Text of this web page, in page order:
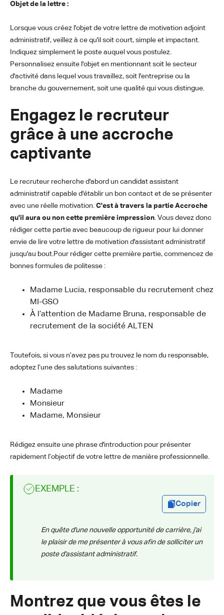
Objet de la lettre :
Lorsque vous créez l'objet de votre lettre de motivation adjoint
administratif, veillez à ce qu'il soit court, simple et impactant.
Indiquez simplement le poste auquel vous postulez.
Personnalisez ensuite l'objet en mentionnant soit le secteur
d'activité dans lequel vous travaillez, soit l'entreprise ou la
branche du gouvernement, soit une qualité qui vous distingue.
Engagez le recruteur
grâce à une accroche
captivante
Le recruteur recherche d'abord un candidat assistant
administratif capable d'établir un bon contact et de se présenter
avec une réelle motivation. C'est à travers la partie Accroche
qu'il aura ou non cette première impression. Vous devez donc
rédiger cette partie avec beaucoup de rigueur pour lui donner
envie de lire votre lettre de motivation d'assistant administratif
jusqu'au bout.Pour rédiger cette première partie, commencez de
bonnes formules de politesse :
Madame Lucia, responsable du recrutement chez
MI-GSO
À l’attention de Madame Bruna, responsable de
recrutement de la société ALTEN
Toutefois, si vous n’avez pas pu trouvez le nom du responsable,
adoptez l’une des salutations suivantes :
Madame
Monsieur
Madame, Monsieur
Rédigez ensuite une phrase d'introduction pour présenter
rapidement l’objectif de votre lettre de manière professionnelle.
EXEMPLE :
Copier
En quête d'une nouvelle opportunité de carrière, j'ai
le plaisir de me présenter à vous afin de solliciter un
poste d'assistant administratif.
Montrez que vous êtes le